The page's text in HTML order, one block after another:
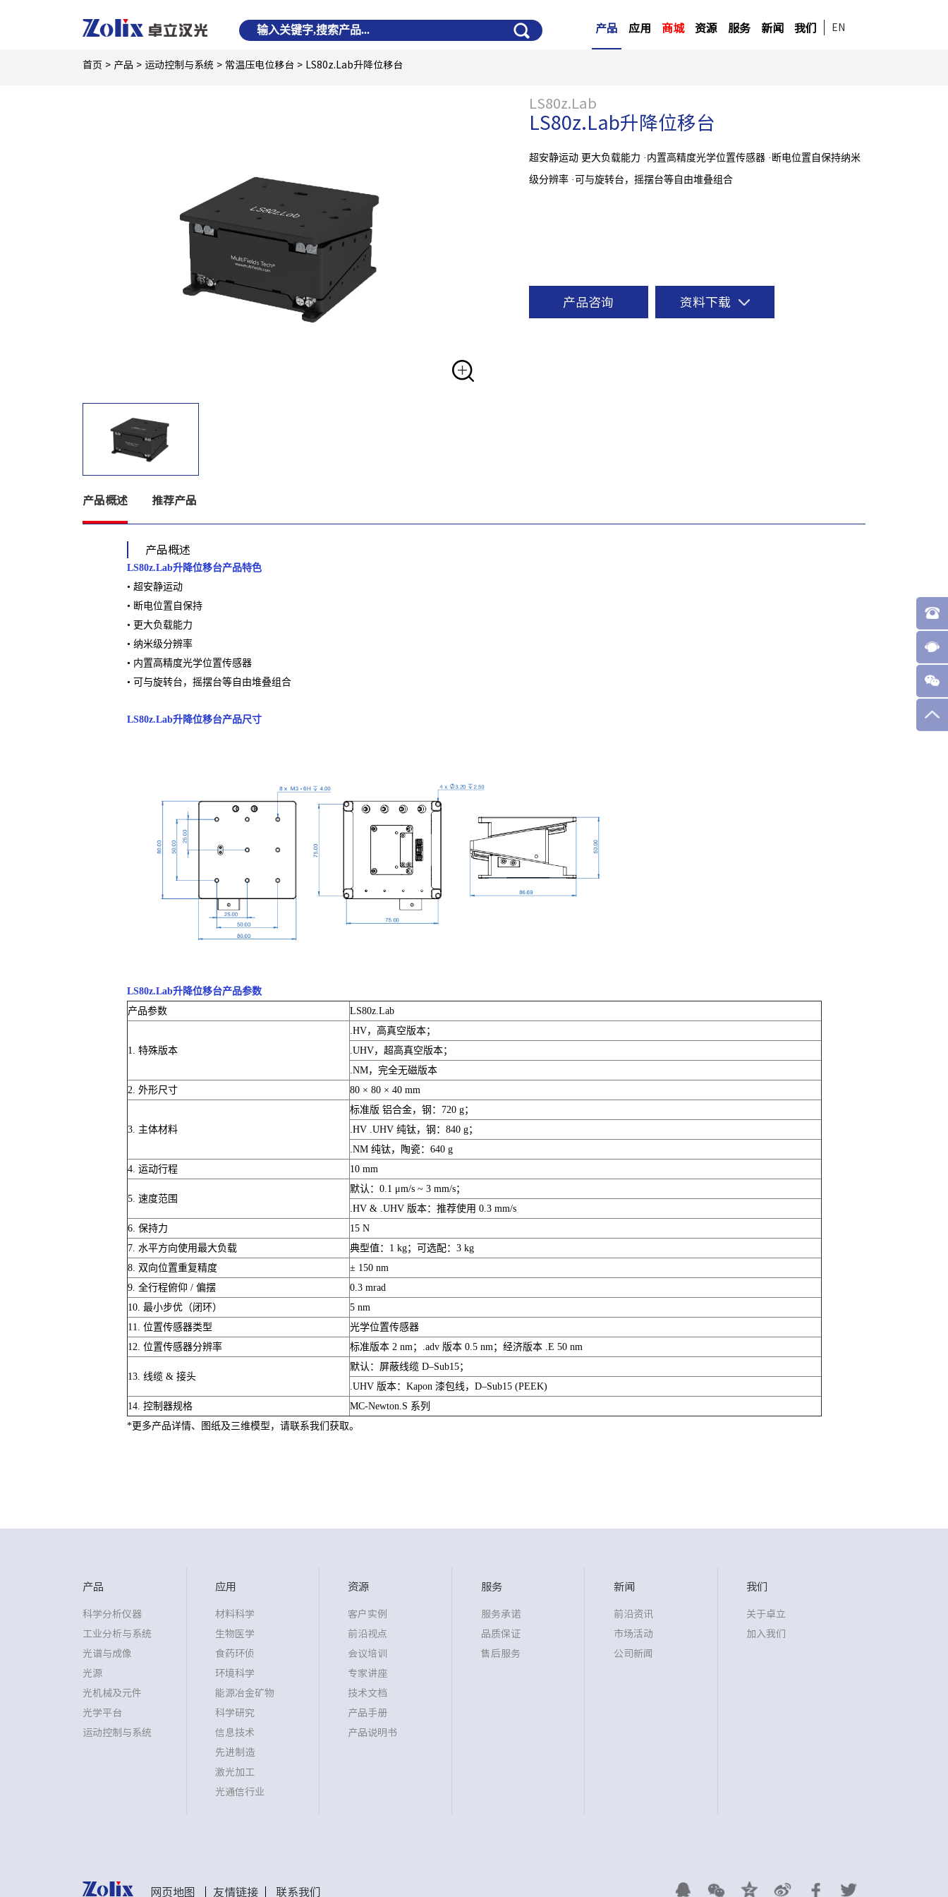
产品 应用 商城 资源 服务 新闻 我们 EN
首页 > 产品 > 运动控制与系统 > 常温压电位移台 > LS80z.Lab升降位移台
LS80z.Lab
LS80z.Lab升降位移台
超安静运动 更大负载能力 ·内置高精度光学位置传感器 ·断电位置自保持纳米
级分辨率 ·可与旋转台，摇摆台等自由堆叠组合
产品咨询 资料下载
产品概述 推荐产品
产品概述
LS80z.Lab升降位移台产品特色
• 超安静运动
• 断电位置⾃保持
• 更⼤负载能⼒
• 纳⽶级分辨率
• 内置⾼精度光学位置传感器
• 可与旋转台，摇摆台等⾃由堆叠组合
LS80z.Lab升降位移台产品尺寸
LS80z.Lab升降位移台产品参数
产品参数
LS80z.Lab
1. 特殊版本
.HV，高真空版本；
.UHV，超高真空版本；
.NM，完全无磁版本
2. 外形尺寸
80 × 80 × 40 mm
3. 主体材料
标准版 铝合金，钢：720 g；
.HV .UHV 纯钛，钢：840 g；
.NM 纯钛，陶瓷：640 g
4. 运动行程
10 mm
5. 速度范围
默认：0.1 μm/s ~ 3 mm/s；
.HV & .UHV 版本：推荐使用 0.3 mm/s
6. 保持力
15 N
7. 水平方向使用最大负载
典型值：1 kg；可选配：3 kg
8. 双向位置重复精度
± 150 nm
9. 全行程俯仰 / 偏摆
0.3 mrad
10. 最小步优（闭环）
5 nm
11. 位置传感器类型
光学位置传感器
12. 位置传感器分辨率
标准版本 2 nm；.adv 版本 0.5 nm；经济版本 .E 50 nm
13. 线缆 & 接头
默认：屏蔽线缆 D–Sub15；
.UHV 版本：Kapon 漆包线，D–Sub15 (PEEK)
14. 控制器规格
MC-Newton.S 系列
*更多产品详情、图纸及三维模型，请联系我们获取。
产品
科学分析仪器
工业分析与系统
光谱与成像
光源
光机械及元件
光学平台
运动控制与系统
应用
材料科学
生物医学
食药环侦
环境科学
能源冶金矿物
科学研究
信息技术
先进制造
激光加工
光通信行业
资源
客户实例
前沿视点
会议培训
专家讲座
技术文档
产品手册
产品说明书
服务
服务承诺
品质保证
售后服务
新闻
前沿资讯
市场活动
公司新闻
我们
关于卓立
加入我们
网页地图 友情链接 联系我们